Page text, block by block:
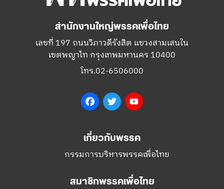
สำนักงานใหญ่พรรคเพื่อไทย
เลขที่ 197 ถนนวิภาวดีรังสิต แขวงสามเสนใน
เขตพญาไท กรุงเทพมหานคร 10400
โทร.02-6506000
FacebookTwitter
เกี่ยวกับพรรค
กรรมการบริหารพรรคเพื่อไทย
สมาชิกพรรคเพื่อไทย